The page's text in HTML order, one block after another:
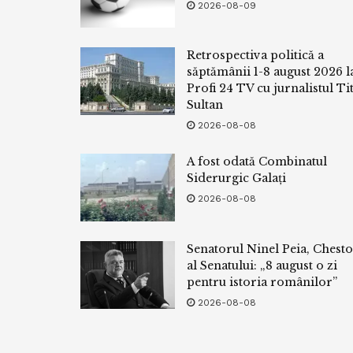
2026-08-09
Retrospectiva politică a
săptămânii 1-8 august 2026
Profi 24 TV cu jurnalistul
Sultan
2026-08-08
A fost odată Combinatul
Siderurgic Galați
2026-08-08
Senatorul Ninel Peia,
al Senatului: „8 august o zi
pentru istoria românilor”
2026-08-08